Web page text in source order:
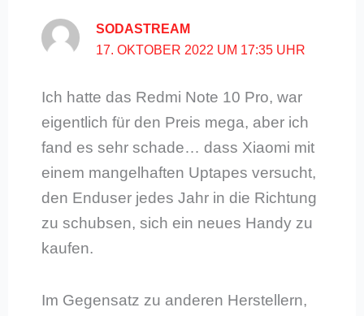
SODASTREAM
17. OKTOBER 2022 UM 17:35 UHR
Ich hatte das Redmi Note 10 Pro, war
eigentlich für den Preis mega, aber ich
fand es sehr schade… dass Xiaomi mit
einem mangelhaften Uptapes versucht,
den Enduser jedes Jahr in die Richtung
zu schubsen, sich ein neues Handy zu
kaufen.
Im Gegensatz zu anderen Herstellern,